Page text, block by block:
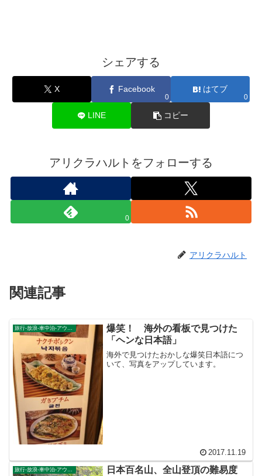
シェアする
X Facebook
0
はてブ
0
LINE コピー
アリクラハルトをフォローする
0
アリクラハルト
関連記事
旅行-放浪-車中泊-アウトドア
爆笑！ 海外の看板で見つけた
「ヘンな日本語」
海外で見つけたおかしな爆笑日本語につ
いて、写真をアップしています。
2017.11.19
旅行-放浪-車中泊-アウトドア
日本百名山、全山登頂の難易度